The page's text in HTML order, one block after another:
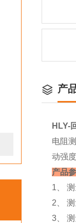
产
HLY-
电阻
动强
产品
1、
2、
3、